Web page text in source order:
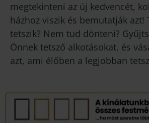
megtekinteni az új kedvencét,
házhoz viszik és bemutatják azt!
tetszik? Nem tud dönteni?
Önnek tetsző alkotásokat, és
azt, ami élőben a legjobban